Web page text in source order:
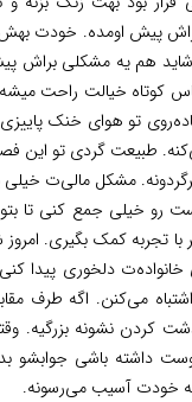
براش پیش اومده. خودت
هم یه مشکلی براش پیش
کوتاه خیالت راحت
تو هوای خنک
طبیعت گردی تو این
مشکل مالی‌ت خیلی
رو خیلی جمع کنی تا
با تجربه کمک بگیری.
دلخوری پیدا
می‌کنن. اگه طرف
کردن نشونه بزرگیه.
داشته باشی جوابشو
خودت آسیب می‌رسونه.